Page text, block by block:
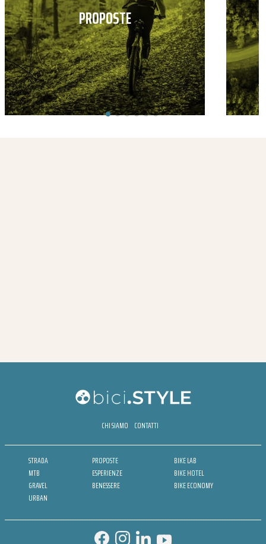
PROPOSTE
CHI SIAMO CONTATTI
STRADA
MTB
GRAVEL
URBAN
PROPOSTE
ESPERIENZE
BENESSERE
BIKE LAB
BIKE HOTEL
BIKE ECONOMY